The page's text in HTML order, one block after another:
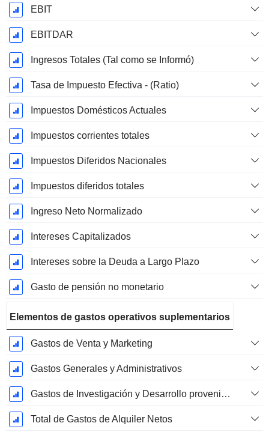
EBIT
EBITDAR
Ingresos Totales (Tal como se Informó)
Tasa de Impuesto Efectiva - (Ratio)
Impuestos Domésticos Actuales
Impuestos corrientes totales
Impuestos Diferidos Nacionales
Impuestos diferidos totales
Ingreso Neto Normalizado
Intereses Capitalizados
Intereses sobre la Deuda a Largo Plazo
Gasto de pensión no monetario
Elementos de gastos operativos suplementarios
Gastos de Venta y Marketing
Gastos Generales y Administrativos
Gastos de Investigación y Desarrollo provenientes de las Notas al Pie de Página
Total de Gastos de Alquiler Netos